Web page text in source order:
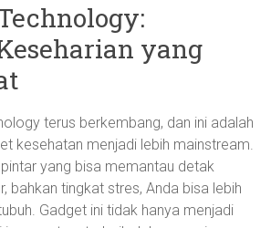
yang
terus berkembang, dan ini adalah
kesehatan menjadi lebih mainstream.
yang bisa memantau detak
bahkan tingkat stres, Anda bisa lebih
Gadget ini tidak hanya menjadi